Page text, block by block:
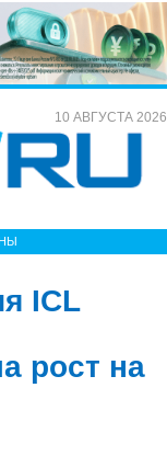
10 АВГУСТА 2026
ICL
рост на